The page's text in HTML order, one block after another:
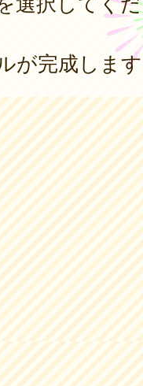
が完成しま